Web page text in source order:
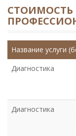
СТОИМОСТЬ
Название услуги
Диагностика
Диагностика